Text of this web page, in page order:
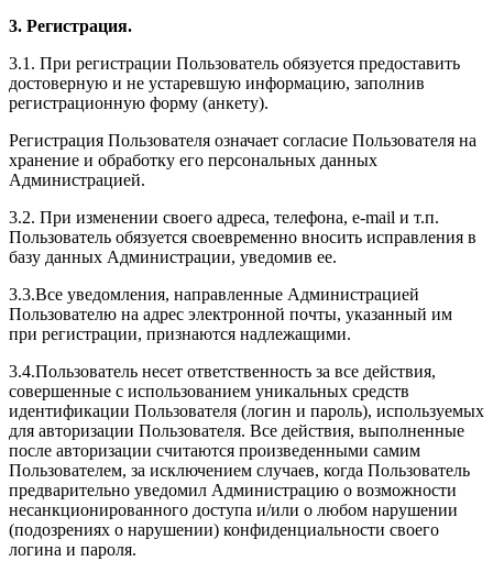
3. Регистрация.
3.1. При регистрации Пользователь обязуется предоставить
достоверную и не устаревшую информацию, заполнив
регистрационную форму (анкету).
Регистрация Пользователя означает согласие Пользователя на
хранение и обработку его персональных данных
Администрацией.
3.2. При изменении своего адреса, телефона, e-mail и т.п.
Пользователь обязуется своевременно вносить исправления в
базу данных Администрации, уведомив ее.
3.3.Все уведомления, направленные Администрацией
Пользователю на адрес электронной почты, указанный им
при регистрации, признаются надлежащими.
3.4.Пользователь несет ответственность за все действия,
совершенные с использованием уникальных средств
идентификации Пользователя (логин и пароль), используемых
для авторизации Пользователя. Все действия, выполненные
после авторизации считаются произведенными самим
Пользователем, за исключением случаев, когда Пользователь
предварительно уведомил Администрацию о возможности
несанкционированного доступа и/или о любом нарушении
(подозрениях о нарушении) конфиденциальности своего
логина и пароля.